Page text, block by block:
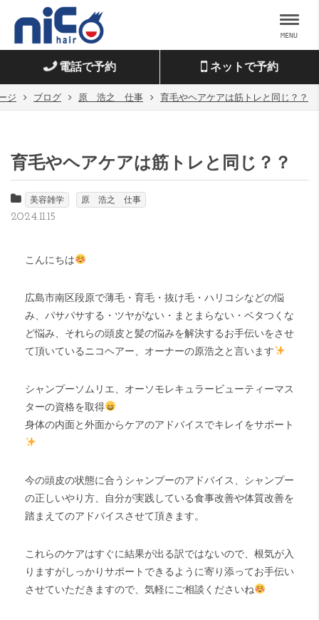
電話で予約 ネットで予約
ジ ブログ 原 浩之 仕事 育毛やヘアケアは筋トレと同じ？？
育毛やヘアケアは筋トレと同じ？？
美容雑学 原 浩之 仕事
2024.11.15
こんにちは
広島市南区段原で薄毛・育毛・抜け毛・ハリコシなどの悩
み、パサパサする・ツヤがない・まとまらない・ベタつくな
ど悩み、それらの頭皮と髪の悩みを解決するお手伝いをさせ
て頂いているニコヘアー、オーナーの原浩之と言います
シャンプーソムリエ、オーソモレキュラービューティーマス
ターの資格を取得
身体の内面と外面からケアのアドバイスでキレイをサポート
今の頭皮の状態に合うシャンプーのアドバイス、シャンプー
の正しいやり方、自分が実践している食事改善や体質改善を
踏まえてのアドバイスさせて頂きます。
これらのケアはすぐに結果が出る訳ではないので、根気が入
りますがしっかりサポートできるように寄り添ってお手伝い
させていただきますので、気軽にご相談くださいね
MENU